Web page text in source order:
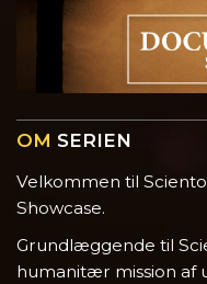
OM SERIEN
Velkommen til
Showcase.
Grundlæggende til
humanitær mission af